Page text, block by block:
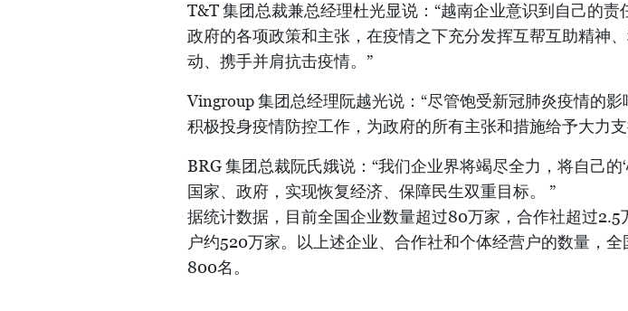
T&T 集团总裁兼总经理杜光显说：“越南企业意识到自己的责
政府的各项政策和主张，在疫情之下充分发挥互帮互助精神
动、携手并肩抗击疫情。”
Vingroup 集团总经理阮越光说：“尽管饱受新冠肺炎疫情的
积极投身疫情防控工作，为政府的所有主张和措施给予大力
BRG 集团总裁阮氏娥说：“我们企业界将竭尽全力，将自己的‘
国家、政府，实现恢复经济、保障民生双重目标。 ”
据统计数据，目前全国企业数量超过80万家，合作社超过2.5
户约520万家。以上述企业、合作社和个体经营户的数量，
800名。